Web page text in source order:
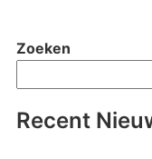
Zoeken
Recent